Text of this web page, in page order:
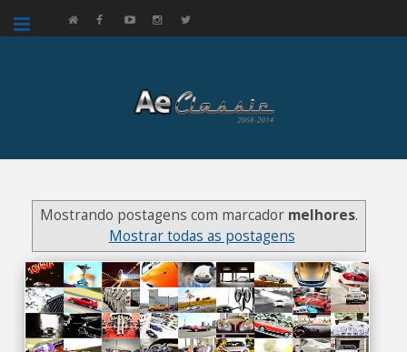
Mostrando postagens com marcador melhores.
Mostrar todas as postagens